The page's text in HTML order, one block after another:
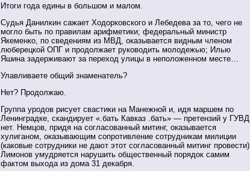
Итоги года едины в большом и малом.
Судья Данилкин сажает Ходорковского и Лебедева за то, чего не
могло быть по правилам арифметики; федеральный министр
Якеменко, по сведениям из МВД, оказывается видным членом
люберецкой ОПГ и продолжает руководить молодежью; Илью
Яшина задерживают за переход улицы в неположенном месте…
Улавливаете общий знаменатель?
Нет? Продолжаю.
Группа уродов рисует свастики на Манежной и, идя маршем по
Ленинградке, скандирует «.бать Кавказ .бать» — претензий у ГУВД
нет. Немцов, придя на согласованный митинг, оказывается
хулиганом, оказывающим сопротивление сотрудникам милиции
(каковые сотрудники не дают этот согласованный митинг провести).
Лимонов умудряется нарушить общественный порядок самим
фактом выхода из дома 31 декабря.